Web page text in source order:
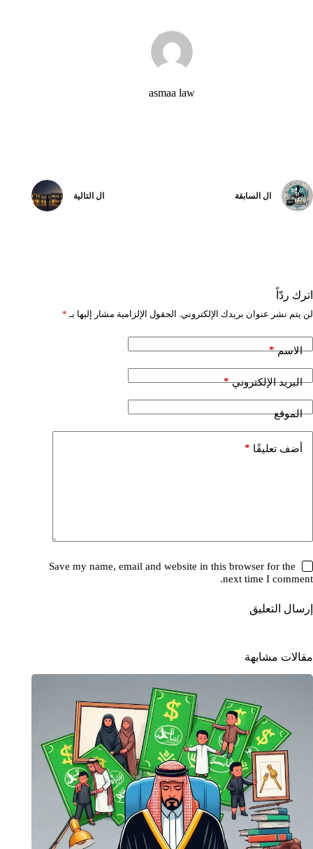
asmaa law
ال السابقة ال التالية
اترك ردّاً
لن يتم نشر عنوان بريدك الإلكتروني. الحقول الإلزامية مشار إليها بـ *
الاسم*
البريد الإلكتروني*
الموقع
أضف تعليقًا *
Save my name, email and website in this browser for the
next time I comment.
إرسال التعليق
مقالات مشابهة